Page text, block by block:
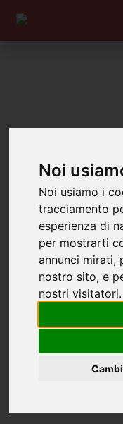
Noi
Noi usiamo i
tracciamento
esperienza di
per mostrarti
annunci mirati,
nostro sito, e
nostri visitatori.